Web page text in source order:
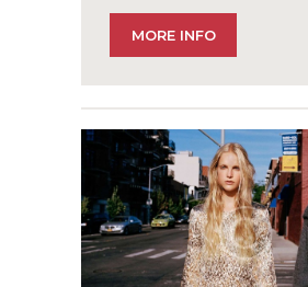
MORE INFO